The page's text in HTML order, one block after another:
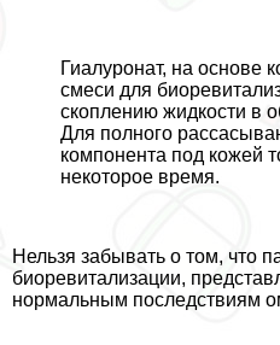
Гиалуронат, на основе
смеси для
скоплению жидкости в
Для полного
компонента под кожей
некоторое время.
Нельзя забывать о том, что
биоревитализации,
нормальным последствиям